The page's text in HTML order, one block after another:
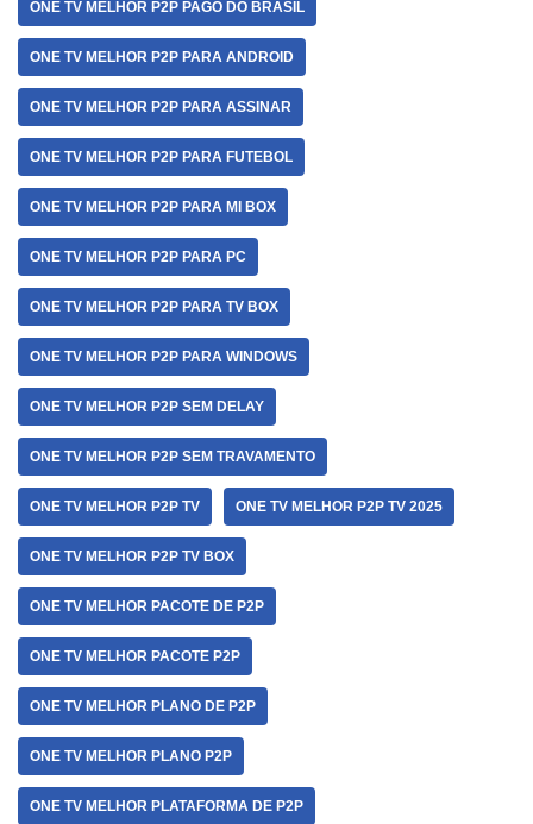
ONE TV MELHOR P2P PAGO DO BRASIL
ONE TV MELHOR P2P PARA ANDROID
ONE TV MELHOR P2P PARA ASSINAR
ONE TV MELHOR P2P PARA FUTEBOL
ONE TV MELHOR P2P PARA MI BOX
ONE TV MELHOR P2P PARA PC
ONE TV MELHOR P2P PARA TV BOX
ONE TV MELHOR P2P PARA WINDOWS
ONE TV MELHOR P2P SEM DELAY
ONE TV MELHOR P2P SEM TRAVAMENTO
ONE TV MELHOR P2P TV ONE TV MELHOR P2P TV 2025
ONE TV MELHOR P2P TV BOX
ONE TV MELHOR PACOTE DE P2P
ONE TV MELHOR PACOTE P2P
ONE TV MELHOR PLANO DE P2P
ONE TV MELHOR PLANO P2P
ONE TV MELHOR PLATAFORMA DE P2P